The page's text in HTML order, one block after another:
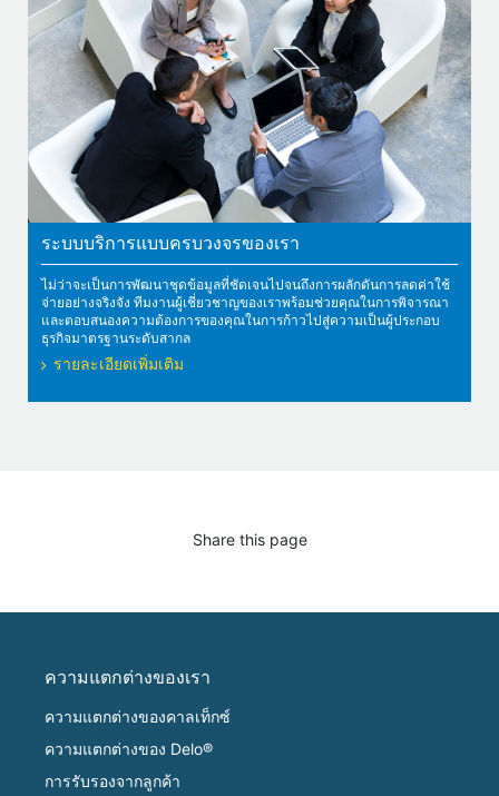
ระบบบริการแบบครบวงจรของเรา
ไม่ว่าจะเป็นการพัฒนาชุดข้อมูลที่ชัดเจนไปจนถึงการผลักดันการลดค่าใช้
จ่ายอย่างจริงจัง ทีมงานผู้เชี่ยวชาญของเราพร้อมช่วยคุณในการพิจารณา
และตอบสนองความต้องการของคุณในการก้าวไปสู่ความเป็นผู้ประกอบ
ธุรกิจมาตรฐานระดับสากล
รายละเอียดเพิ่มเติม
Share this page
ความแตกต่างของเรา
ความแตกต่างของคาลเท็กซ์
ความแตกต่างของ Delo®
การรับรองจากลูกค้า